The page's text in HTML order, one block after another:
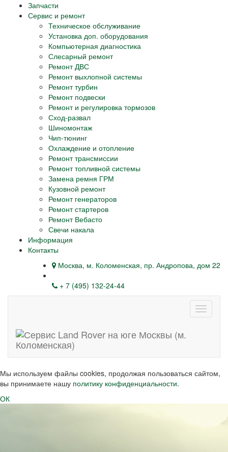
Запчасти
Сервис и ремонт
Техническое обслуживание
Установка доп. оборудования
Компьютерная диагностика
Слесарный ремонт
Ремонт ДВС
Ремонт выхлопной системы
Ремонт турбин
Ремонт подвески
Ремонт и регулировка тормозов
Сход-развал
Шиномонтаж
Чип-тюнинг
Охлаждение и отопление
Ремонт трансмиссии
Ремонт топливной системы
Замена ремня ГРМ
Кузовной ремонт
Ремонт генераторов
Ремонт стартеров
Ремонт Вебасто
Свечи накала
Информация
Контакты
Москва, м. Коломенская, пр. Андропова, дом 22
+ 7 (495) 132-24-44
Мы используем файлы cookies, продолжая пользоваться сайтом,
вы принимаете нашу политику конфиденциальности.
ОК